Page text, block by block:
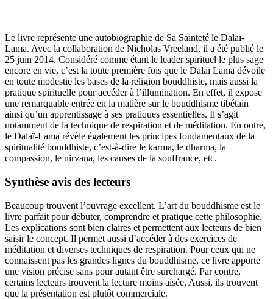
Le livre représente une autobiographie de Sa Sainteté le Dalaï-
Lama. Avec la collaboration de Nicholas Vreeland, il a été publié le
25 juin 2014. Considéré comme étant le leader spirituel le plus sage
encore en vie, c’est la toute première fois que le Dalaï Lama dévoile
en toute modestie les bases de la religion bouddhiste, mais aussi la
pratique spirituelle pour accéder à l’illumination. En effet, il expose
une remarquable entrée en la matière sur le bouddhisme tibétain
ainsi qu’un apprentissage à ses pratiques essentielles. Il s’agit
notamment de la technique de respiration et de méditation. En outre,
le Dalaï-Lama révèle également les principes fondamentaux de la
spiritualité bouddhiste, c’est-à-dire le karma, le dharma, la
compassion, le nirvana, les causes de la souffrance, etc.
Synthèse avis des lecteurs
Beaucoup trouvent l’ouvrage excellent. L’art du bouddhisme est le
livre parfait pour débuter, comprendre et pratique cette philosophie.
Les explications sont bien claires et permettent aux lecteurs de bien
saisir le concept. Il permet aussi d’accéder à des exercices de
méditation et diverses techniques de respiration. Pour ceux qui ne
connaissent pas les grandes lignes du bouddhisme, ce livre apporte
une vision précise sans pour autant être surchargé. Par contre,
certains lecteurs trouvent la lecture moins aisée. Aussi, ils trouvent
que la présentation est plutôt commerciale.